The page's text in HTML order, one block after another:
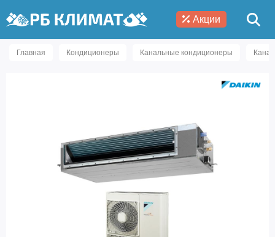
Акции
Главная Кондиционеры Канальные кондиционеры